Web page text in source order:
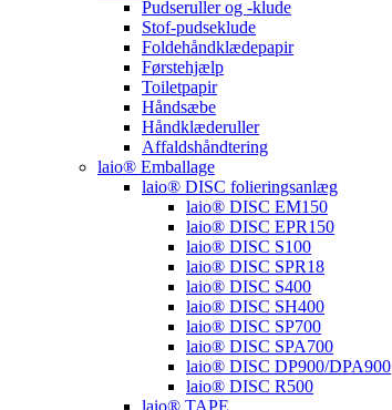
Pudseruller og -klude
Stof-pudseklude
Foldehåndklædepapir
Førstehjælp
Toiletpapir
Håndsæbe
Håndklæderuller
Affaldshåndtering
laio® Emballage
laio® DISC folieringsanlæg
laio® DISC EM150
laio® DISC EPR150
laio® DISC S100
laio® DISC SPR18
laio® DISC S400
laio® DISC SH400
laio® DISC SP700
laio® DISC SPA700
laio® DISC DP900/DPA900
laio® DISC R500
laio® TAPE